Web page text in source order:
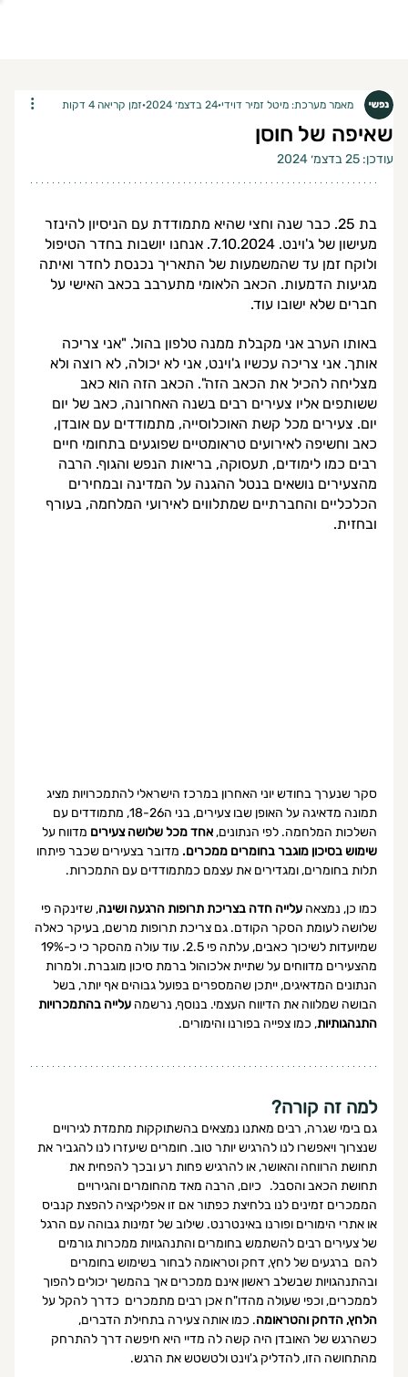
שאיפה של חוסן
מאמר מערכת: מיטל זמיר דוידי 24 בדצמ׳ 2024 זמן קריאה 4 דקות
עודכן: 25 בדצמ׳ 2024
בת 25. כבר שנה וחצי שהיא מתמודדת עם הניסיון להינזר
מעישון של ג'וינט. 7.10.2024. אנחנו יושבות בחדר הטיפול
ולוקח זמן עד שהמשמעות של התאריך נכנסת לחדר ואיתה
מגיעות הדמעות. הכאב הלאומי מתערבב בכאב האישי על
חברים שלא ישובו עוד.
באותו הערב אני מקבלת ממנה טלפון בהול. "אני צריכה
אותך. אני צריכה עכשיו ג'וינט, אני לא יכולה, לא רוצה ולא
מצליחה להכיל את הכאב הזה". הכאב הזה הוא כאב
ששותפים אליו צעירים רבים בשנה האחרונה, כאב של יום
יום. צעירים מכל קשת האוכלוסייה, מתמודדים עם אובדן,
כאב וחשיפה לאירועים טראומטיים שפוגעים בתחומי חיים
רבים כמו לימודים, תעסוקה, בריאות הנפש והגוף. הרבה
מהצעירים נושאים בנטל ההגנה על המדינה ובמחירים
הכלכליים והחברתיים שמתלווים לאירועי המלחמה, בעורף
ובחזית.
סקר שנערך בחודש יוני האחרון במרכז הישראלי להתמכרויות מציג
תמונה מדאיגה על האופן שבו צעירים, בני ה18-26, מתמודדים עם
השלכות המלחמה. לפי הנתונים, אחד מכל שלושה צעירים מדווח על
שימוש בסיכון מוגבר בחומרים ממכרים. מדובר בצעירים שכבר פיתחו
תלות בחומרים, ומגדירים את עצמם כמתמודדים עם התמכרות.
כמו כן, נמצאה עלייה חדה בצריכת תרופות הרגעה ושינה, שזינקה פי
שלושה לעומת הסקר הקודם. גם צריכת תרופות מרשם, בעיקר כאלה
מהצעירים מדווחים על שתיית אלכוהול ברמת סיכון מוגברת. ולמרות
הנתונים המדאיגים, ייתכן שהמספרים בפועל גבוהים אף יותר, בשל
הבושה שמלווה את הדיווח העצמי. בנוסף, נרשמה עלייה בהתמכרויות
התנהגותיות, כמו צפייה בפורנו והימורים.
למה זה קורה?
גם בימי שגרה, רבים מאתנו נמצאים בהשתוקקות מתמדת לגירויים
שנצרוך ויאפשרו לנו להרגיש יותר טוב. חומרים שיעזרו לנו להגביר את
תחושת הרווחה והאושר, או להרגיש פחות רע ובכך להפחית את
תחושת הכאב והסבל.   כיום, הרבה מאד מהחומרים והגירויים
הממכרים זמינים לנו בלחיצת כפתור אם זו אפליקציה להפצת קנביס
או אתרי הימורים ופורנו באינטרנט. שילוב של זמינות גבוהה עם הרגל
של צעירים רבים להשתמש בחומרים והתנהגויות ממכרות גורמים
להם  ברגעים של לחץ, דחק וטראומה לבחור בשימוש בחומרים
ובהתנהגויות שבשלב ראשון אינם ממכרים אך בהמשך יכולים להפוך
לממכרים, וכפי שעולה מהדו"ח אכן רבים מתמכרים  כדרך להקל על
הלחץ, הדחק והטראומה. כמו אותה צעירה בתחילת הדברים,
כשהרגש של האובדן היה קשה לה מדיי היא חיפשה דרך להתרחק
מהתחושה הזו, להדליק ג'וינט ולטשטש את הרגש.